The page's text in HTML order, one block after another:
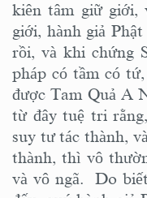
kiên tâm giữ
giới, hành giả
rồi, và khi chứng
pháp có tầm có
được Tam Quả A
từ đây tuệ tri
suy tư tác thành,
thành, thì vô
và vô ngã. Do